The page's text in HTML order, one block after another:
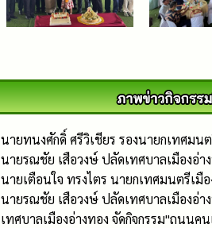
นายทนงศักดิ์ ศรีวิเชียร รองนายกเทศมน
นายรณชัย เสือวงษ์ ปลัดเทศบาลเมืองอ่
นายเตือนใจ ทรงไตร นายกเทศมนตรีเมื
นายรณชัย เสือวงษ์ ปลัดเทศบาลเมืองอ่า
เทศบาลเมืองอ่างทอง จัดกิจกรรม"ถนนค